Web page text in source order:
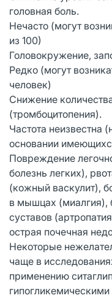
головная боль.
Нечасто (могут
из 100)
Головокружение,
Редко (могут
человек)
Снижение
(тромбоцитопения).
Частота неизвестна
основании
Повреждение
болезнь легких),
(кожный васкулит),
в мышцах (миалгия),
суставов
острая почечная
Некоторые
чаще в
применению